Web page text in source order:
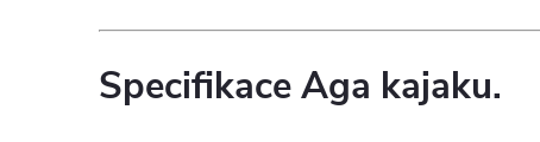
Specifikace Aga kajaku.